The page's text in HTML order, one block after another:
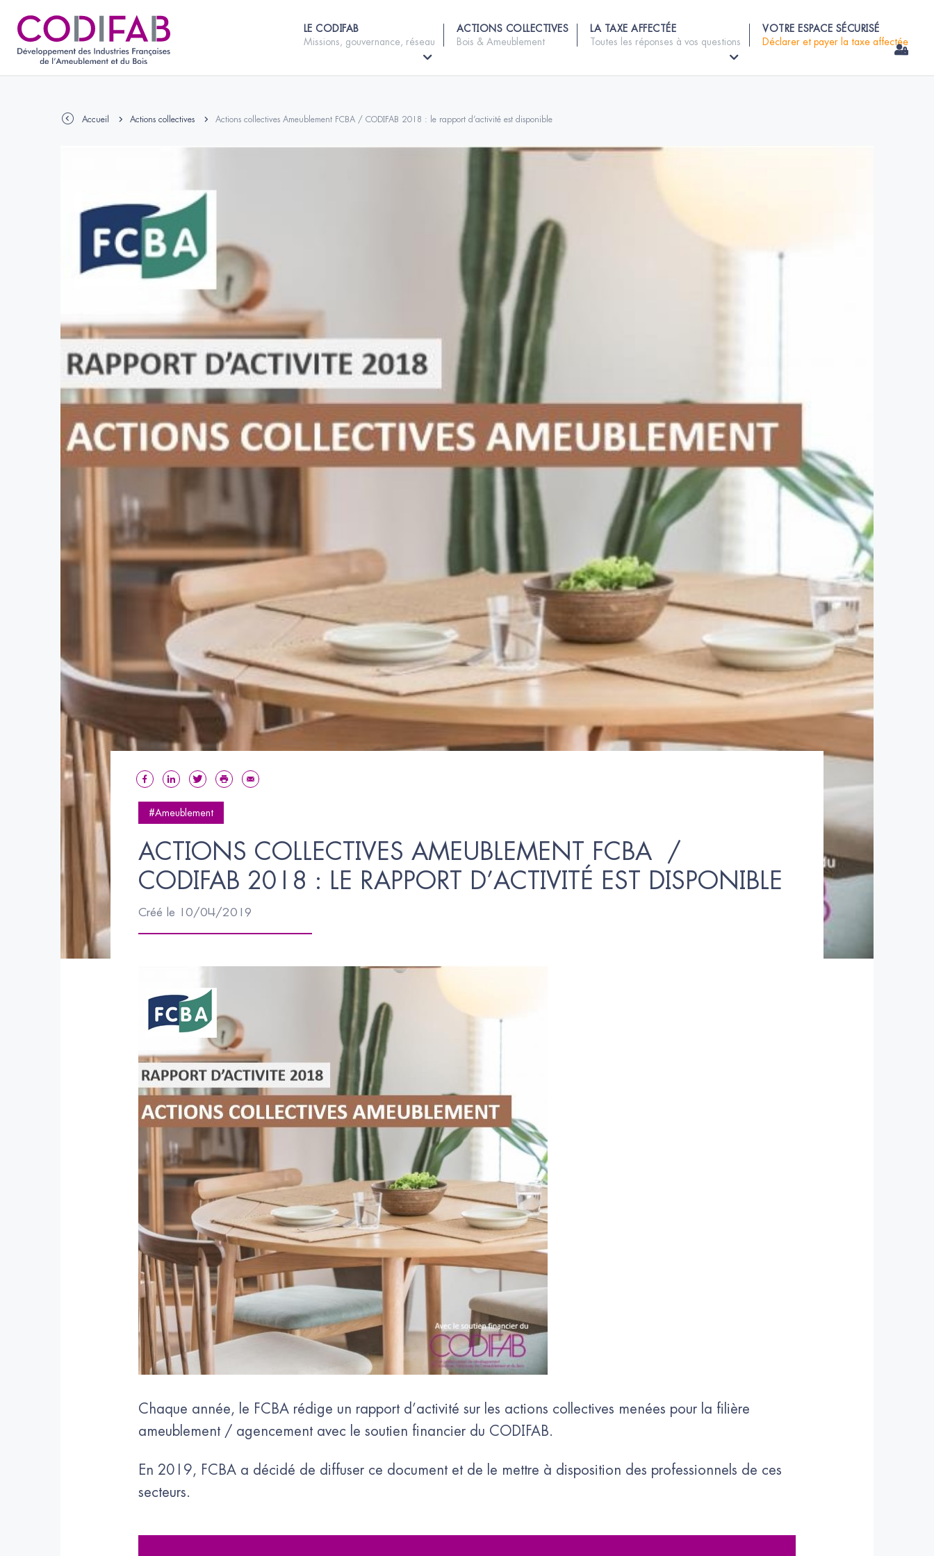
LE CODIFAB
Missions, gouvernance, réseau
ACTIONS COLLECTIVES
Bois & Ameublement
LA TAXE AFFECTÉE
Toutes les réponses à vos questions
VOTRE ESPACE SÉCURISÉ
Déclarer et payer la taxe affectée
Accueil Actions collectives Actions collectives Ameublement FCBA / CODIFAB 2018 : le rapport d’activité est disponible
#Ameublement
ACTIONS COLLECTIVES AMEUBLEMENT FCBA  /
CODIFAB 2018 : LE RAPPORT D’ACTIVITÉ EST DISPONIBLE
Créé le 10/04/2019
Chaque année, le FCBA rédige un rapport d’activité sur les actions collectives menées pour la filière
ameublement / agencement avec le soutien financier du CODIFAB.
En 2019, FCBA a décidé de diffuser ce document et de le mettre à disposition des professionnels de ces
secteurs.